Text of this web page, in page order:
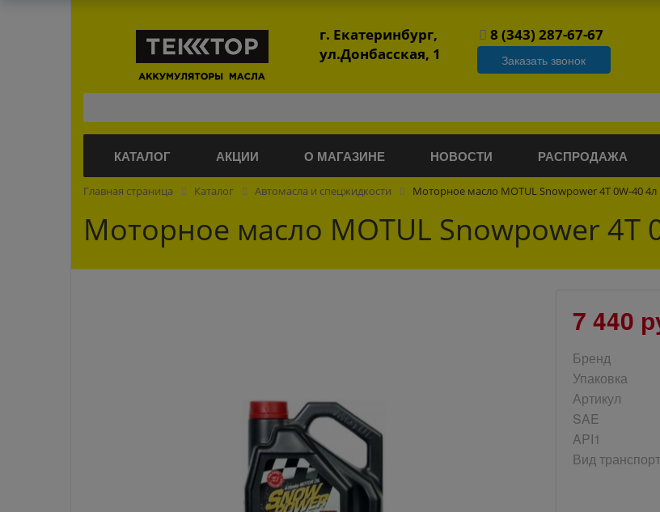
г. Екатеринбург,
ул.Донбасская, 1
8 (343) 287-67-67
Заказать звонок
КАТАЛОГ АКЦИИ О МАГАЗИНЕ НОВОСТИ РАСПРОДАЖА
Главная страница Каталог Автомасла и спецжидкости Моторное масло MOTUL Snowpower 4T 0W-40 4л
Моторное масло MOTUL Snowpower 4T
7 440
Бренд
Упаковка
Артикул
SAE
API1
Вид